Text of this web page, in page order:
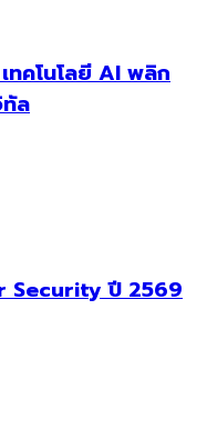
ทคโนโลยี AI พลิก
ล
Security ปี 2569